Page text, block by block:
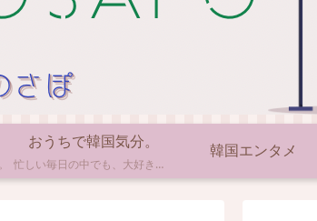
おうちで韓国気分。
忙しい毎日の中でも、大好きな韓国の文化やアイテムに触れると心がほっとしますよね。ここでは、自宅で手軽に楽しめる韓国の美味しいもの、お気に入りのコスメ、そして推し活の楽しみ方など、「おうちにいながら韓国気分」に触れられるヒントを私らしくお届けします。
韓国エンタメ